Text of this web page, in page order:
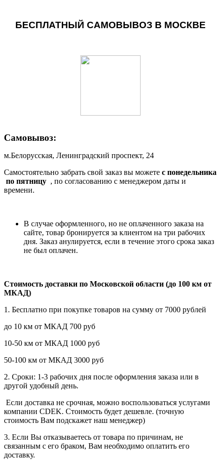
БЕСПЛАТНЫЙ САМОВЫВОЗ В МОСКВЕ
Самовывоз:
м.Белорусская, Ленинградский проспект, 24
Самостоятельно забрать свой заказ вы можете c понедельника
по пятницу , по согласованию с менеджером даты и
времени.
В случае оформленного, но не оплаченного заказа на
сайте, товар бронируется за клиентом на три рабочих
дня. Заказ анулируется, если в течение этого срока заказ
не был оплачен.
Стоимость доставки по Московской области (до 100 км от
МКАД)
1. Бесплатно при покупке товаров на сумму от 7000 рублей
до 10 км от МКАД 700 руб
10-50 км от МКАД 1000 руб
50-100 км от МКАД 3000 руб
2. Сроки: 1-3 рабочих дня после оформления заказа или в
другой удобный день.
Если доставка не срочная, можно воспользоваться услугами
компании СDEK. Стоимость будет дешевле. (точную
стоимость Вам подскажет наш менеджер)
3. Если Вы отказываетесь от товара по причинам, не
связанным с его браком, Вам необходимо оплатить его
доставку.